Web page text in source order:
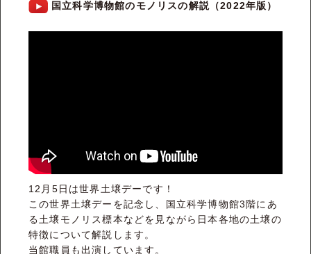
国立科学博物館のモノリスの解説（2022年版）
12月5日は世界土壌デーです！
この世界土壌デーを記念し、国立科学博物館3階にあ
る土壌モノリス標本などを見ながら日本各地の土壌の
特徴について解説します。
当館職員も出演しています。